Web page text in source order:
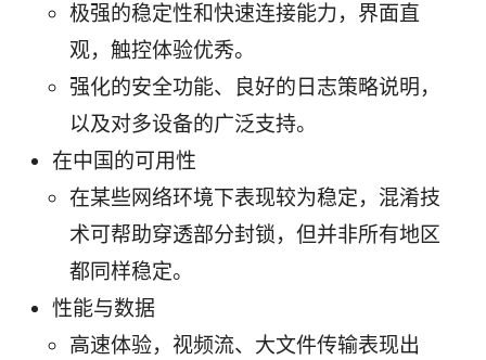
极强的稳定性和快速连接能力，界面直
观，触控体验优秀。
强化的安全功能、良好的日志策略说明，
以及对多设备的广泛支持。
在中国的可用性
在某些网络环境下表现较为稳定，混淆技
术可帮助穿透部分封锁，但并非所有地区
都同样稳定。
性能与数据
高速体验，视频流、大文件传输表现出